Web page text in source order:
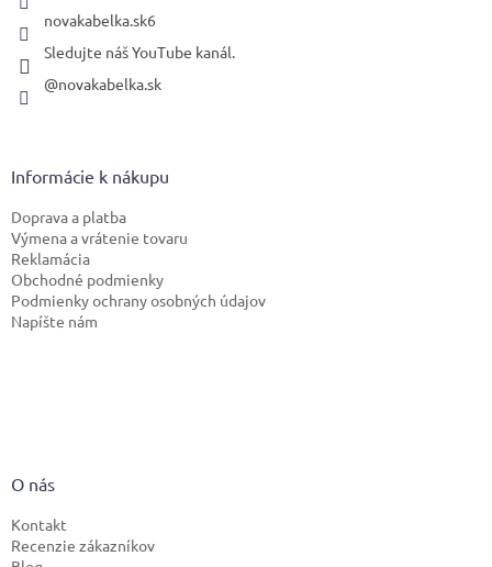
novakabelka.sk6
Sledujte náš YouTube kanál.
@novakabelka.sk
Informácie k nákupu
Doprava a platba
Výmena a vrátenie tovaru
Reklamácia
Obchodné podmienky
Podmienky ochrany osobných údajov
Napíšte nám
O nás
Kontakt
Recenzie zákazníkov